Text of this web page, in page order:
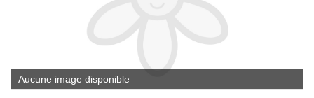
Calendrier horticole
Emplois
Service à la clientèle
Aucune image disponible